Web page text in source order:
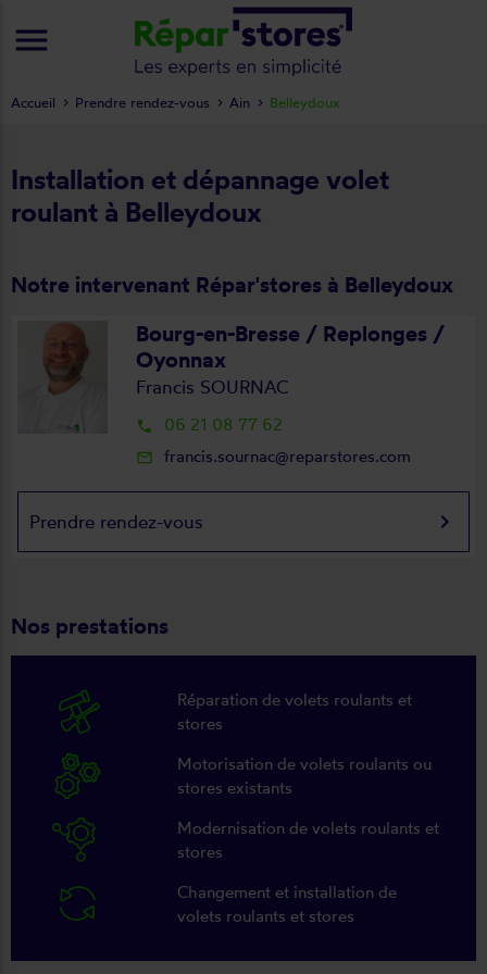
Installation et dépannage volet
roulant à Belleydoux
Notre intervenant Répar'stores à Belleydoux
Bourg-en-Bresse / Replonges /
Oyonnax
Francis SOURNAC
local_phone 06 21 08 77 62
mail_outline francis.sournac@reparstores.com
Prendre rendez-vous keyboard_arrow_right
Nos prestations
Réparation de volets roulants et
stores
Motorisation de volets roulants ou
stores existants
Modernisation de volets roulants et
stores
Changement et installation de
volets roulants et stores
Accueil Prendre rendez-vous Ain Belleydoux
menu